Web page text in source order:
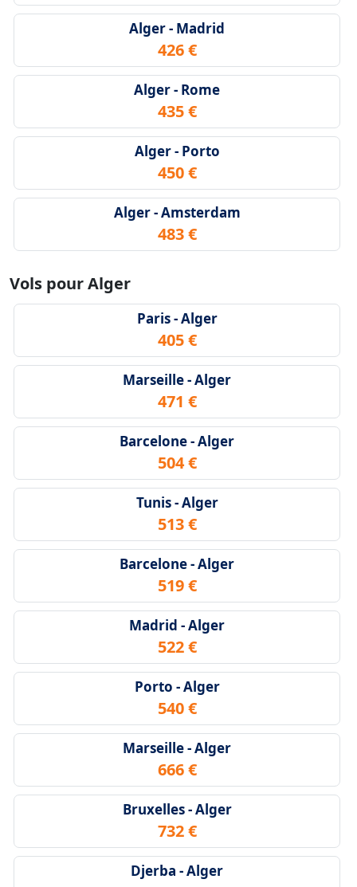
Alger - Madrid
426 €
Alger - Rome
435 €
Alger - Porto
450 €
Alger - Amsterdam
483 €
Vols pour Alger
Paris - Alger
405 €
Marseille - Alger
471 €
Barcelone - Alger
504 €
Tunis - Alger
513 €
Barcelone - Alger
519 €
Madrid - Alger
522 €
Porto - Alger
540 €
Marseille - Alger
666 €
Bruxelles - Alger
732 €
Djerba - Alger